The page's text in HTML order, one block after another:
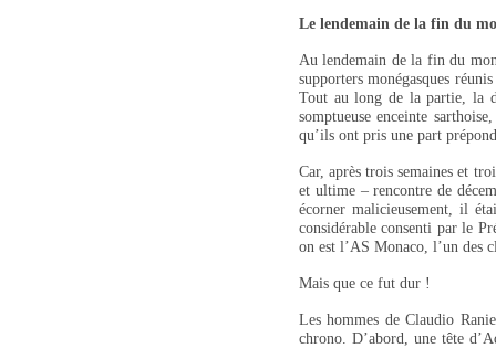
Le lendemain de la fin du
Au lendemain de la fin du
supporters monégasques
Tout au long de la partie, la
somptueuse enceinte
qu’ils ont pris une part
Car, après trois semaines et
et ultime – rencontre de
écorner malicieusement, il
considérable consenti par le
on est l’AS Monaco, l’un des
Mais que ce fut dur !
Les hommes de Claudio
chrono. D’abord, une tête